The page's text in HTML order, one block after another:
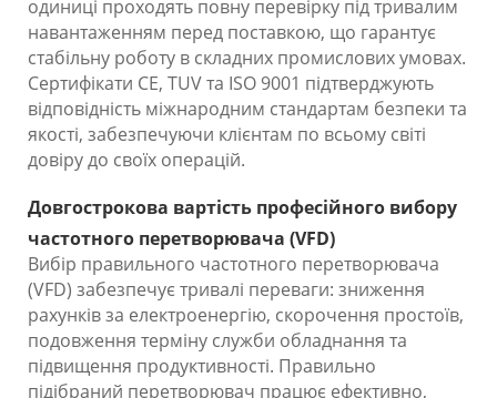
одиниці проходять повну перевірку під тривалим
навантаженням перед поставкою, що гарантує
стабільну роботу в складних промислових умовах.
Сертифікати CE, TUV та ISO 9001 підтверджують
відповідність міжнародним стандартам безпеки та
якості, забезпечуючи клієнтам по всьому світі
довіру до своїх операцій.
Довгострокова вартість професійного вибору
частотного перетворювача (VFD)
Вибір правильного частотного перетворювача
(VFD) забезпечує тривалі переваги: зниження
рахунків за електроенергію, скорочення простоїв,
подовження терміну служби обладнання та
підвищення продуктивності. Правильно
підібраний перетворювач працює ефективно,